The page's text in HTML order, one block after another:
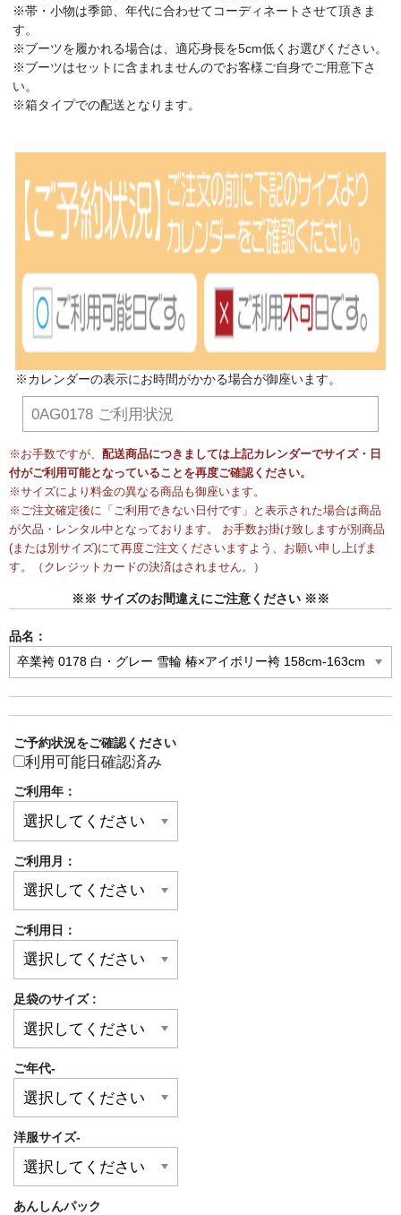
※帯・小物は季節、年代に合わせてコーディネートさせて頂きま
す。
※ブーツを履かれる場合は、適応身長を5cm低くお選びください。
※ブーツはセットに含まれませんのでお客様ご自身でご用意下さ
い。
※箱タイプでの配送となります。
※カレンダーの表示にお時間がかかる場合が御座います。
0AG0178 ご利用状況
※お手数ですが、 配送商品につきましては上記カレンダーでサイズ・日
付がご利用可能となっていることを再度ご確認ください。
※サイズにより料金の異なる商品も御座います。
※ご注文確定後に「ご利用できない日付です」と表示された場合は商品
が欠品・レンタル中となっております。 お手数お掛け致しますが別商品
(または別サイズ)にて再度ご注文くださいますよう、お願い申し上げま
す。（クレジットカードの決済はされません。）
※※ サイズのお間違えにご注意ください ※※
品名：
ご予約状況をご確認ください
利用可能日確認済み
ご利用年：
ご利用月：
ご利用日：
足袋のサイズ :
ご年代-
洋服サイズ-
あんしんパック